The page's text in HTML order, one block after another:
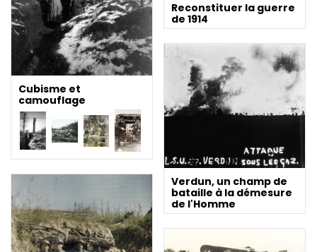
Cubisme et
camouflage
Reconstituer la guerre
de 1914
Verdun, un champ de
bataille à la démesure
de l'Homme